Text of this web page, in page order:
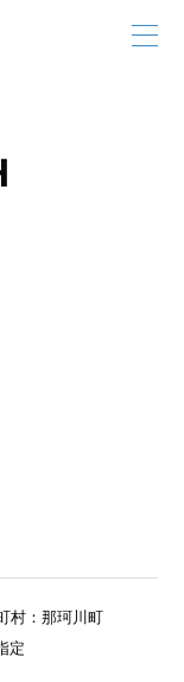
村：那珂川町
定